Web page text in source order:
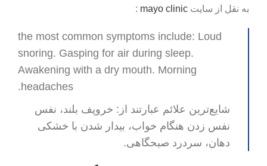
به نقل از سایت mayo clinic
:
the most common symptoms include: Loud
snoring. Gasping for air during sleep.
Awakening with a dry mouth. Morning
headaches.
شایع‌ترین علائم عبارتند از: خروپف بلند، نفس
نفس زدن هنگام خواب، بیدار شدن با خشکی
دهان، سردرد صبحگاهی.